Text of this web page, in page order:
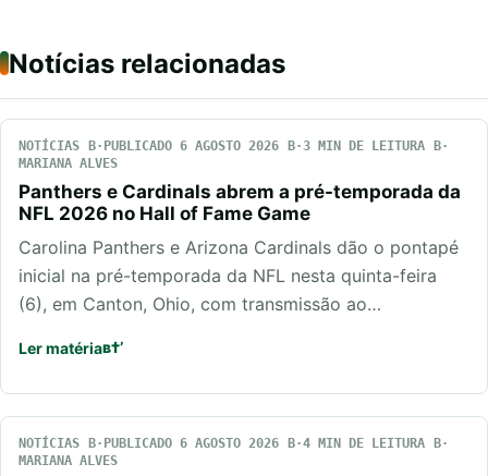
Notícias relacionadas
NOTÍCIAS PUBLICADO 6 AGOSTO 2026
3 MIN DE LEITURA
MARIANA ALVES
Panthers e Cardinals abrem a pré-temporada da
NFL 2026 no Hall of Fame Game
Carolina Panthers e Arizona Cardinals dão o pontapé
inicial na pré-temporada da NFL nesta quinta-feira
(6), em Canton, Ohio, com transmissão ao…
Ler matéria
NOTÍCIAS PUBLICADO 6 AGOSTO 2026
4 MIN DE LEITURA
MARIANA ALVES